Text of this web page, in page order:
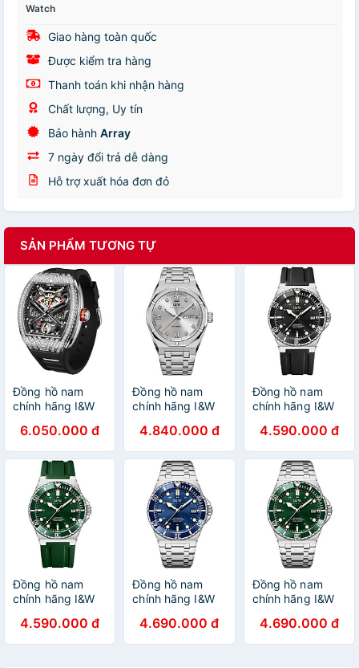
Watch
Giao hàng toàn quốc
Được kiểm tra hàng
Thanh toán khi nhận hàng
Chất lượng, Uy tín
Bảo hành Array
7 ngày đổi trả dễ dàng
Hỗ trợ xuất hóa đơn đỏ
SẢN PHẨM TƯƠNG TỰ
Đồng hồ nam
chính hãng I&W
Kính sapphire
chống
xước,Chống
nước 50m,BH24
tháng,máy
Automatic ( cơ)
,dây cao su chính
hãng chống nước
tuyệt đối,vỏ thép
không gỉ bền bỉ
6.050.000 đ
Đồng hồ nam
chính hãng I&W
hàng mới fullbox,
Kính chống
xước,Chống
nước 50m,Bảo
hành dài
hạn,Máy Cơ
Automatic,dây
kim loại xịn
4.840.000 đ
Đồng hồ nam
chính hãng I&W
Hàng mới fullbox
,Kính chống
xước,Chống
nước 100m,BH
24 tháng,Máy Cơ
Automatic,dây
cao su chống
nước tốt
4.590.000 đ
Đồng hồ nam
chính hãng I&W
S3 Hàng mới
fullbox ,Kính
4.590.000 đ
Đồng hồ nam
chính hãng I&W
Hàng mới fullbox
,Kính chống
4.690.000 đ
Đồng hồ nam
chính hãng I&W
Hàng mới fullbox
,Kính chống
4.690.000 đ